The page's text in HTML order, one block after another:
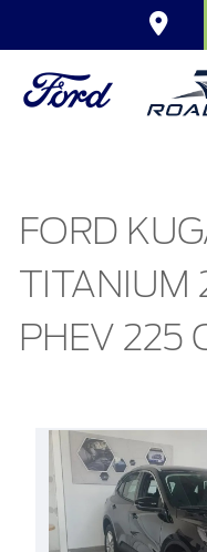
FORD
TITANIUM
PHEV 225